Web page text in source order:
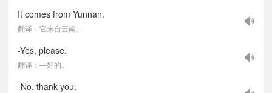
It comes from Yunnan.
翻译：它来自云南。
-Yes, please.
翻译：—好的。
-No, thank you.